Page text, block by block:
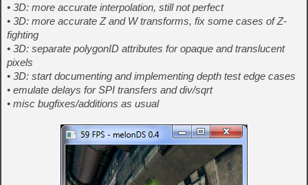
• 3D: more accurate interpolation, still not perfect
• 3D: more accurate Z and W transforms, fix some cases of Z-
fighting
• 3D: separate polygonID attributes for opaque and translucent
pixels
• 3D: start documenting and implementing depth test edge cases
• emulate delays for SPI transfers and div/sqrt
• misc bugfixes/additions as usual